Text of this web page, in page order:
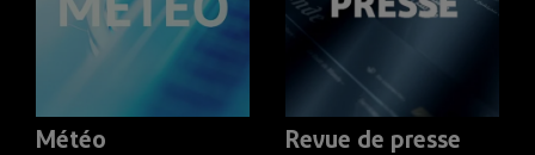
Météo Revue de presse